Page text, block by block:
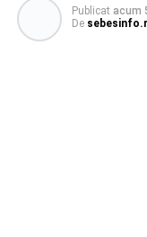
Publicat acum
De